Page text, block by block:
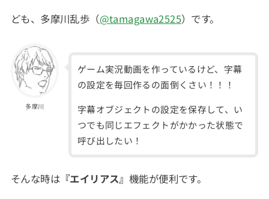
ども、多摩川乱歩（@tamagawa2525）です。
多摩川
ゲーム実況動画を作っているけど、字幕
の設定を毎回作るの面倒くさい！！！
字幕オブジェクトの設定を保存して、い
つでも同じエフェクトがかかった状態で
呼び出したい！
そんな時は『エイリアス』 機能が便利です。